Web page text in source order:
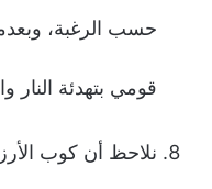
حسب الرغبة،
قومي بتهدئة النار